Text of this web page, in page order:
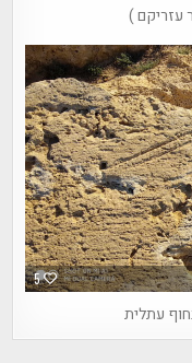
עזריקם )
5
עתלית